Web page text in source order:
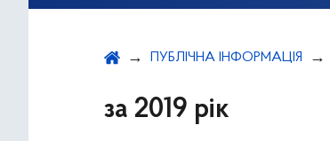
ПУБЛІЧНА ІНФОРМАЦІЯ
за 2019 рік